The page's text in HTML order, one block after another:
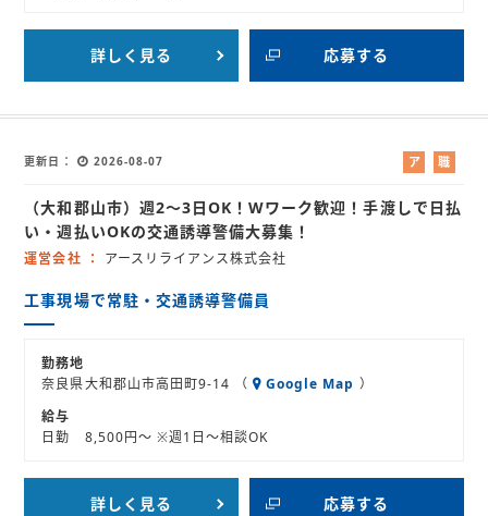
詳しく見る 応募する
更新日 2026-08-07
ア
バ
職
紹
（大和郡山市）週2～3日OK！Wワーク歓迎！手渡しで日払
い・週払いOKの交通誘導警備大募集！
運営会社 アースリライアンス株式会社
工事現場で常駐・交通誘導警備員
勤務地
奈良県大和郡山市高田町9-14 （
Google Map ）
給与
日勤 8,500円～ ※週1日～相談OK
詳しく見る 応募する